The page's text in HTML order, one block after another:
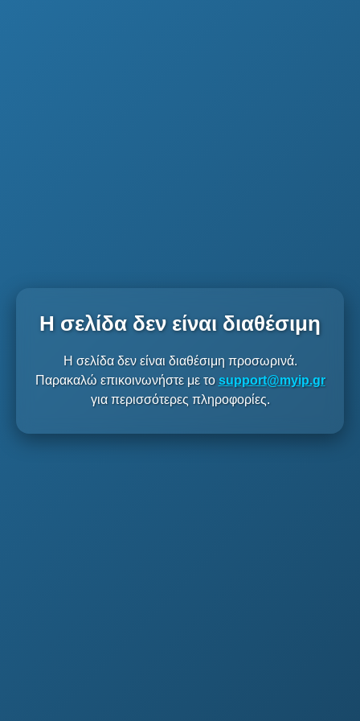
Η σελίδα δεν είναι διαθέσιμη
Η σελίδα δεν είναι διαθέσιμη προσωρινά.
Παρακαλώ επικοινωνήστε με το support@myip.gr
για περισσότερες πληροφορίες.